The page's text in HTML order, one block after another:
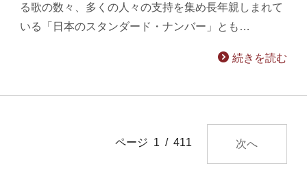
る歌の数々、多くの人々の支持を集め長年親しまれて
いる「日本のスタンダード・ナンバー」とも…
続きを読む
ページ 1 / 411 次へ